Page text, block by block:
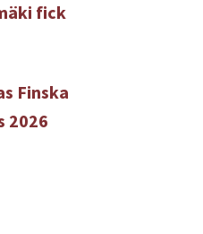
fick
Finska
2026